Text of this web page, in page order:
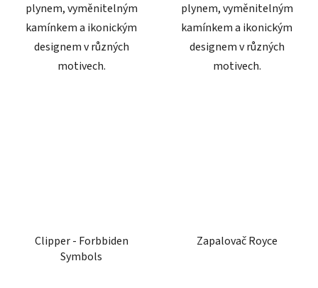
plynem, vyměnitelným
kamínkem a ikonickým
designem v různých
motivech.
plynem, vyměnitelným
kamínkem a ikonickým
designem v různých
motivech.
Clipper - Forbbiden
Symbols
Zapalovač Royce